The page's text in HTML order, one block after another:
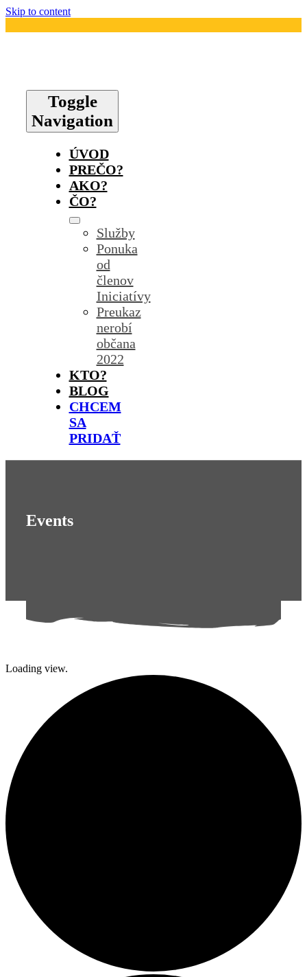
Skip to content
Toggle
Navigation
ÚVOD
PREČO?
AKO?
ČO?
Služby
Ponuka
od
členov
Iniciatívy
Preukaz
nerobí
občana
2022
KTO?
BLOG
CHCEM
SA
PRIDAŤ
Events
Loading view.